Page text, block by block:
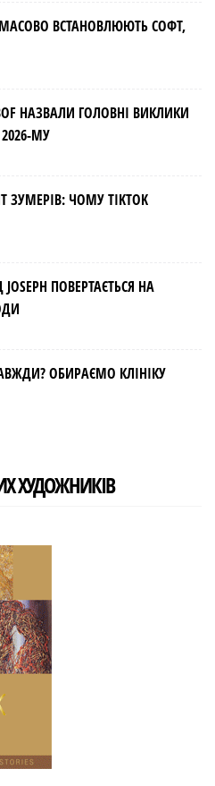
ВСТАНОВЛЮЮТЬ СОФТ,
НАЗВАЛИ ГОЛОВНІ ВИКЛИКИ
МУ
ЗУМЕРІВ: ЧОМУ TIKTOK
ПОВЕРТАЄТЬСЯ НА
ОБИРАЄМО КЛІНІКУ
ХУДОЖНИКІВ